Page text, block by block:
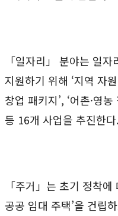
「일자리」 분야는 일
지원하기 위해 ‘지역 자
창업 패키지’, ‘어촌·영
등 16개 사업을 추진한다.
「주거」는 초기 정착
공공 임대 주택’을 건립